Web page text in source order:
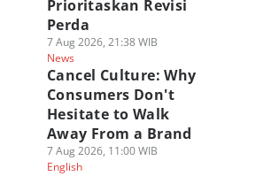
CAPCOM Rayakan
Kemunculan
Yasmine di Street
Fighter 6 di Filipina!
06 Agu 2026, 08:00 WIB
Analisis Yasmine di
Street Fighter 6,
Super Agresif dan
Lengkap
05 Agu 2026, 20:00 WIB
Game
Prioritaskan Revisi
Perda
7 Aug 2026, 21:38 WIB
News
Cancel Culture: Why
Consumers Don't
Hesitate to Walk
Away From a Brand
7 Aug 2026, 11:00 WIB
English